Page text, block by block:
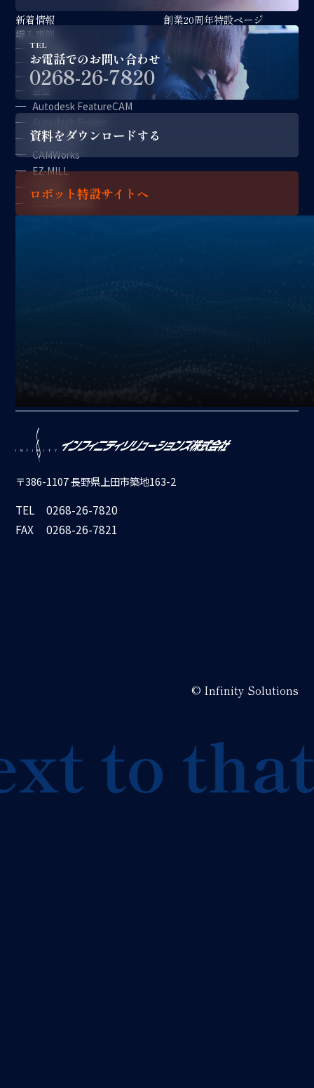
TEL
お電話でのお問い合わせ
0268-26-7820
資料をダウンロードする
ロボット特設サイトへ
〒386-1107 長野県上田市築地163-2
TEL
0268-26-7820
FAX
0268-26-7821
新着情報
導入事例
対談記事
CAD/CAM
ロボット
金型
Autodesk FeatureCAM
Autodesk Fusion
CAM-TOOL
CAMWorks
EZ-MILL
FFCAM
SOLIDWORKS
アプリケーション
創業20周年特設ページ
コラム
採用情報
サポート情報
お問い合わせ
プライバシーポリシー
© Infinity Solutions
to that